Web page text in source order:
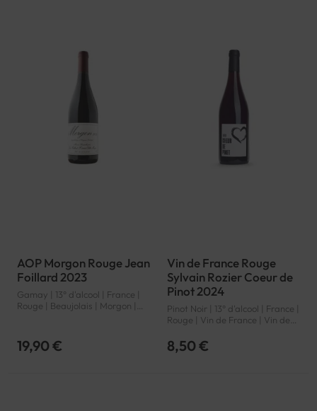
AOP Morgon Rouge Jean
Foillard 2023
Gamay | 13° d'alcool | France |
Rouge | Beaujolais | Morgon |
19,90 €
Vin de France Rouge
Sylvain Rozier Coeur de
Pinot 2024
Pinot Noir | 13° d'alcool | France |
Rouge | Vin de France | Vin de
8,50 €